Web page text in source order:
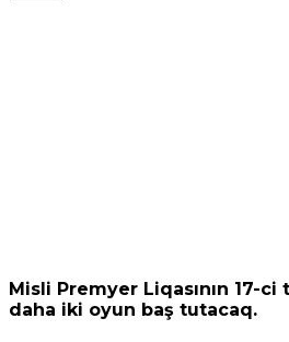
Misli Premyer Liqasının 17-
daha iki oyun baş tutacaq.